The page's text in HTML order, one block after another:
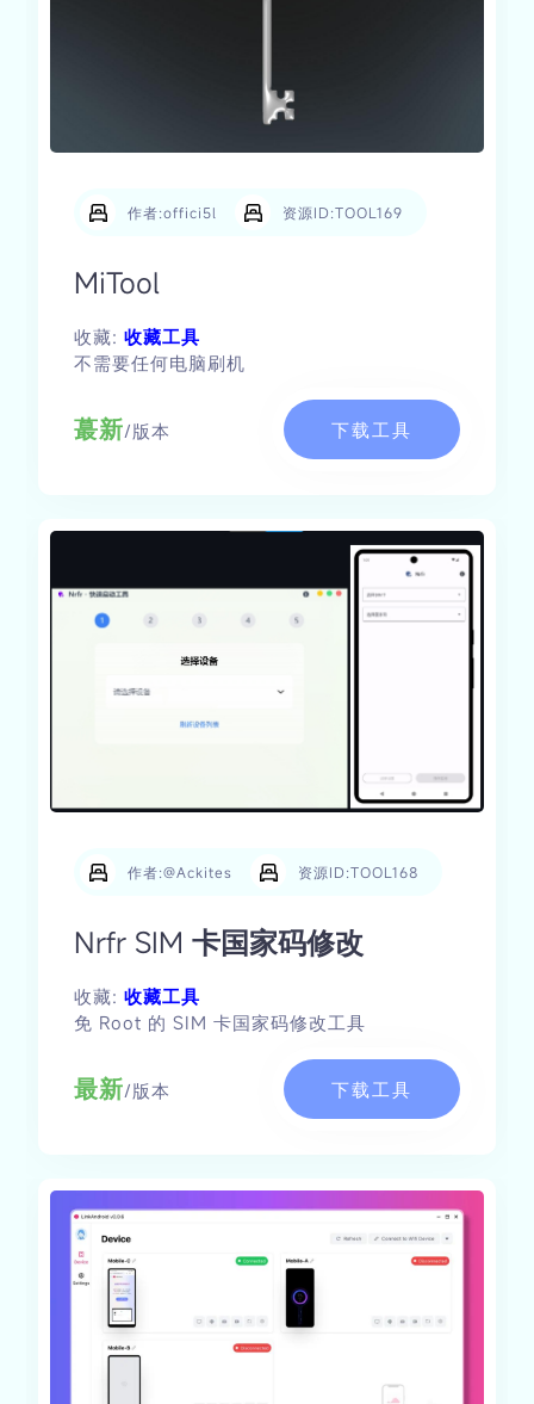
作者:offici5l 资源ID:TOOL169
MiTool
收藏:收藏工具
不需要任何电脑刷机
蕞新/版本 下载工具
作者:@Ackites 资源ID:TOOL168
Nrfr SIM 卡国家码修改
收藏:收藏工具
免 Root 的 SIM 卡国家码修改工具
最新/版本 下载工具